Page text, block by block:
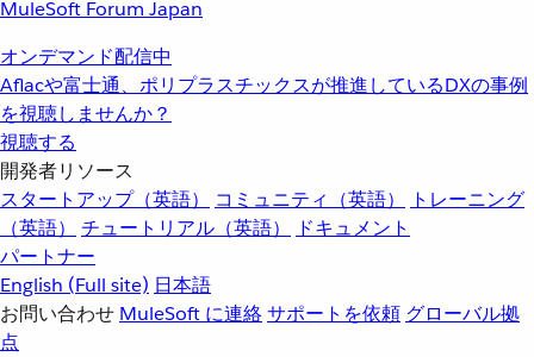
MuleSoft Forum Japan
オンデマンド配信中
Aflacや富士通、ポリプラスチックスが推進しているDXの事例
を視聴しませんか？
視聴する
開発者リソース
スタートアップ（英語）
コミュニティ（英語）
トレーニング
（英語）
チュートリアル（英語）
ドキュメント
パートナー
English (Full site) 日本語
お問い合わせ MuleSoft に連絡サポートを依頼 グローバル拠
点